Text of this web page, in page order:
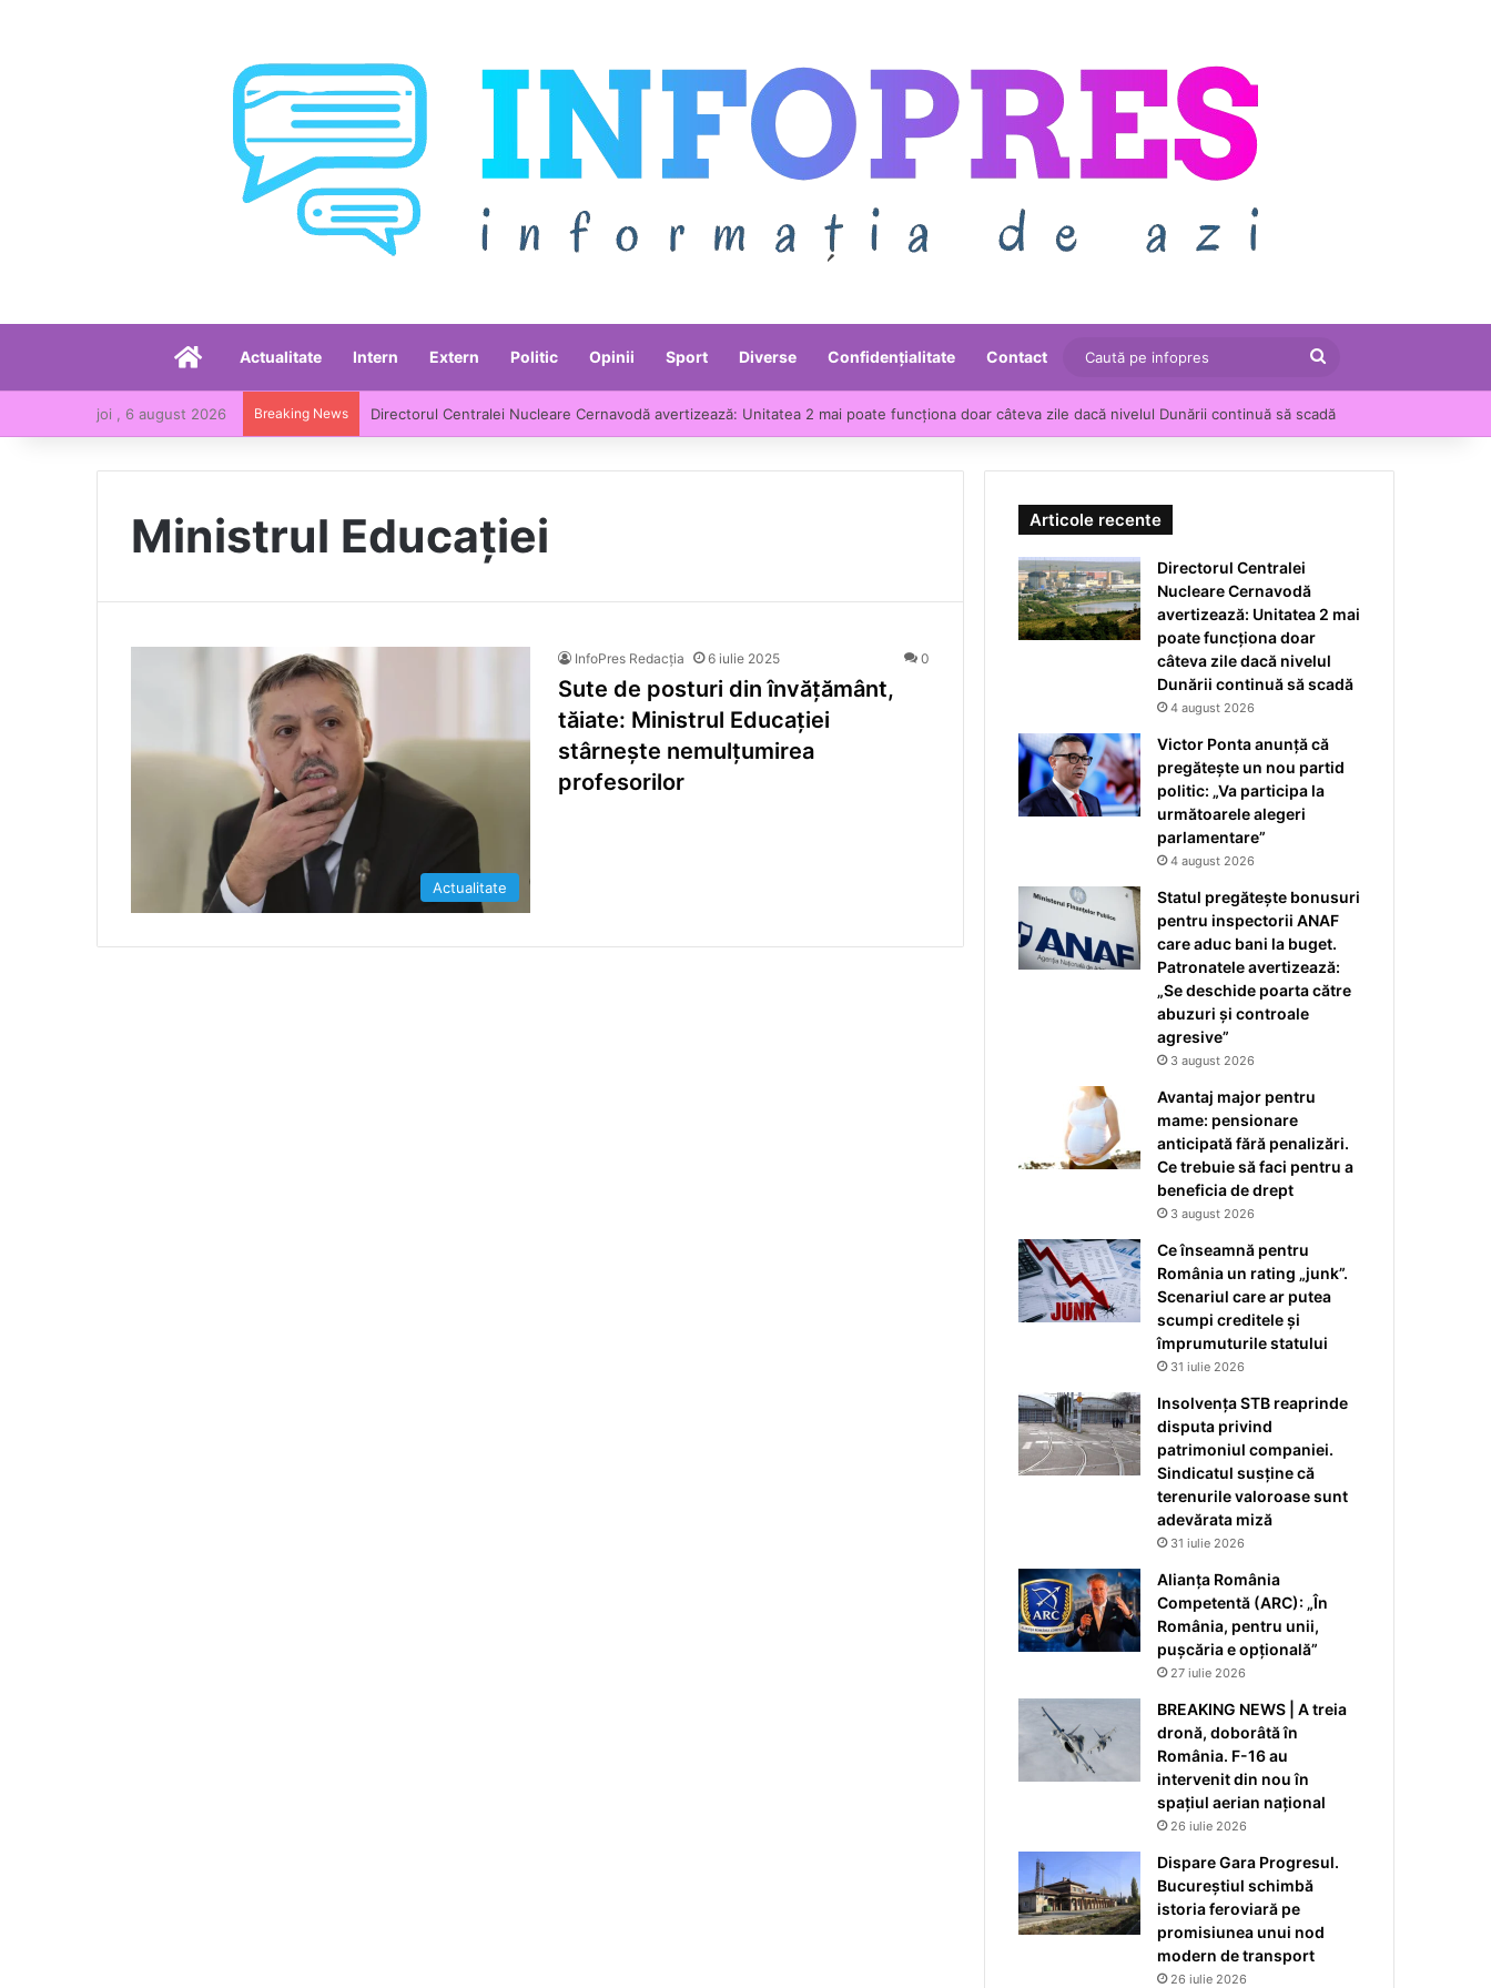
AcasăActualitate Intern Extern Politic Opinii Sport Diverse Confidențialitate Contact
Caută
pe
infopres
joi , 6 august 2026 Breaking News Directorul Centralei Nucleare Cernavodă avertizează: Unitatea 2 mai poate funcționa doar câteva zile dacă nivelul Dunării continuă să scadă
Ministrul Educației
Actualitate
InfoPres Redacția 6 iulie 2025 0
Sute de posturi din învățământ,
tăiate: Ministrul Educației
stârnește nemulțumirea
profesorilor
Articole recente
Directorul Centralei
Nucleare Cernavodă
avertizează: Unitatea 2 mai
poate funcționa doar
câteva zile dacă nivelul
Dunării continuă să scadă
4 august 2026
Victor Ponta anunță că
pregătește un nou partid
politic: „Va participa la
următoarele alegeri
parlamentare”
4 august 2026
Statul pregătește bonusuri
pentru inspectorii ANAF
care aduc bani la buget.
Patronatele avertizează:
„Se deschide poarta către
abuzuri și controale
agresive”
3 august 2026
Avantaj major pentru
mame: pensionare
anticipată fără penalizări.
Ce trebuie să faci pentru a
beneficia de drept
3 august 2026
Ce înseamnă pentru
România un rating „junk”.
Scenariul care ar putea
scumpi creditele și
împrumuturile statului
31 iulie 2026
Insolvența STB reaprinde
disputa privind
patrimoniul companiei.
Sindicatul susține că
terenurile valoroase sunt
adevărata miză
31 iulie 2026
Alianța România
Competentă (ARC): „În
România, pentru unii,
pușcăria e opțională”
27 iulie 2026
BREAKING NEWS | A treia
dronă, doborâtă în
România. F-16 au
intervenit din nou în
spațiul aerian național
26 iulie 2026
Dispare Gara Progresul.
Bucureștiul schimbă
istoria feroviară pe
promisiunea unui nod
modern de transport
26 iulie 2026